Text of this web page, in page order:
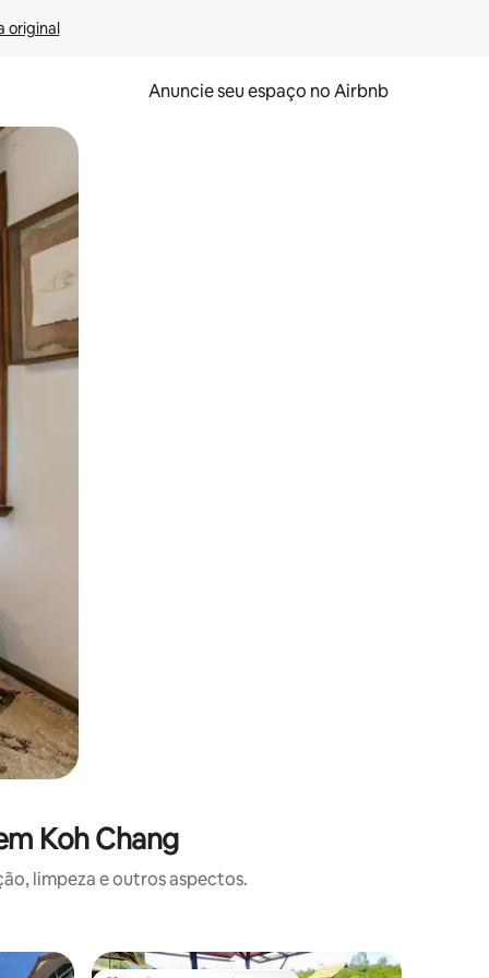
original
Anuncie seu espaço no Airbnb
o dedo na tela.
Koh Chang
limpeza e outros aspectos.